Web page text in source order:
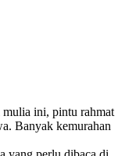
mulia ini, pintu rahmat
Banyak kemurahan